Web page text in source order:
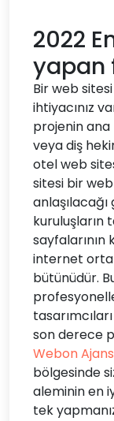
2022
yapan
Bir web
ihtiyacınız
projenin ana
veya diş
otel web
sitesi bir
kuruluşların
sayfalarının
internet
bütünüdür.
son derece
Webon Ajans
bölgesinde
aleminin en
tek